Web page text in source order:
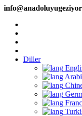
Diller